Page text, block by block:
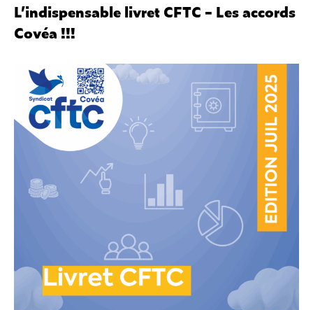
L’indispensable livret CFTC – Les accords
Covéa !!!